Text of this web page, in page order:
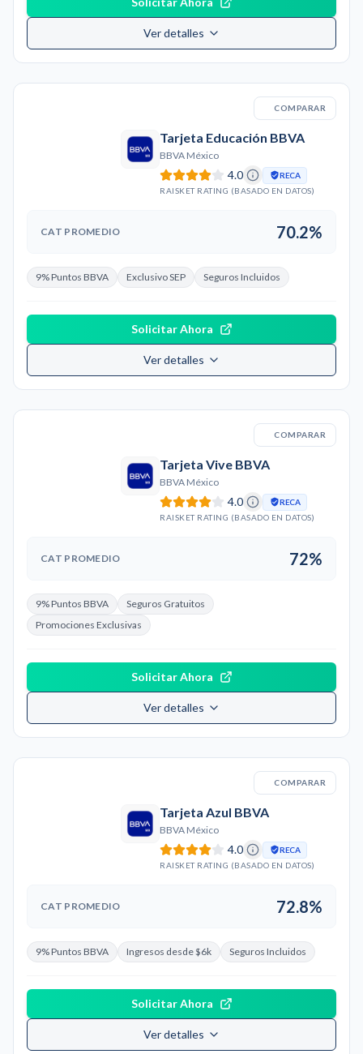
Ver detalles
COMPARAR
Tarjeta Educación BBVA
BBVA México
4.0
RECA
RAISKET RATING (BASADO EN DATOS)
CAT PROMEDIO 70.2%
9% Puntos BBVA Exclusivo SEP Seguros Incluidos
Solicitar Ahora
Ver detalles
COMPARAR
Tarjeta Vive BBVA
BBVA México
4.0
RECA
RAISKET RATING (BASADO EN DATOS)
CAT PROMEDIO 72%
9% Puntos BBVA
Seguros Gratuitos
Promociones Exclusivas
Solicitar Ahora
Ver detalles
COMPARAR
Tarjeta Azul BBVA
BBVA México
4.0
RECA
RAISKET RATING (BASADO EN DATOS)
CAT PROMEDIO 72.8%
9% Puntos BBVA Ingresos desde $6k Seguros Incluidos
Solicitar Ahora
Ver detalles